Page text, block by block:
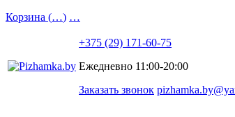
Корзина (…) …
+375 (29) 171-60-75
Ежедневно 11:00-20:00
Заказать звонок